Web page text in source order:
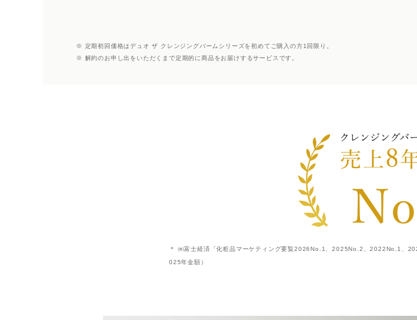
※ 定期初回価格はデュオ ザ クレンジングバームシリーズを初めてご購入の方1回限り。
※ 解約のお申し出をいただくまで定期的に商品をお届けするサービスです。
＊ ㈱富士経済「化粧品マーケティング要覧2026No.1、2025No.2、2022No.1、
025年金額）